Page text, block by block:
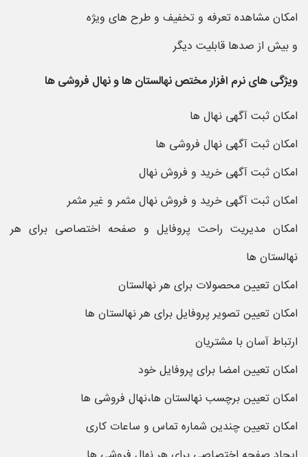
امکان مشاهده تعرفه و تخفیف و طرح های ویژه
و بیش از صدها قابلیت دیگر
ویژگی های نرم افزار مختص نهالستان ها و نهال فروشی ها
امکان ثبت آگهی نهال ها
امکان ثبت آگهی نهال فروشی ها
امکان ثبت آگهی خرید و فروش نهال
امکان ثبت آگهی خرید و فروش نهال مثمر و غیر مثمر
امکان مدیریت راحت پروفایل و صفحه اختصاصی برای هر
نهالستان ها
امکان تعیین محصولات برای هر نهالستان
امکان تعیین تصویر پروفایل برای هر نهالستان ها
ارتباط آسان با مشتریان
امکان تعیین امضا برای پروفایل خود
امکان تعیین برچسب نهالستان ها،نهال فروشی ها
امکان تعیین چندین شماره تماس و ساعات کاری